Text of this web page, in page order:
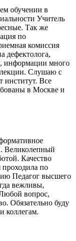
обучении в
Учитель
Так же
по
комиссия
дефектолога,
информации много
лекции. Слушаю с
институт. Все
в Москве и
Великолепный
Качество
проходила по
Педагог высшего
вежливы,
вопрос,
Обязательно буду
коллегам.